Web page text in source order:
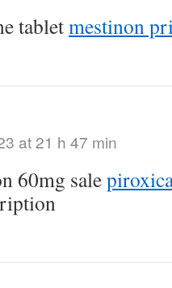
tabletmestinon
at 21 h 47 min
60mg sale